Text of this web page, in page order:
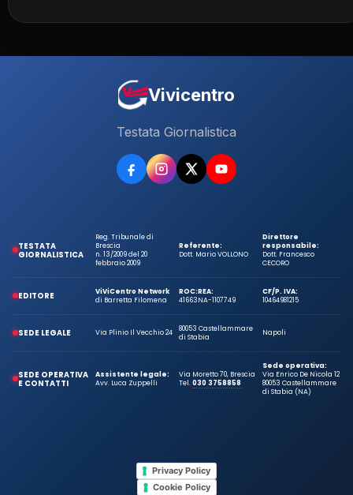
Vivicentro
Testata Giornalistica
TESTATA
GIORNALISTICA
Reg. Tribunale di
Brescia
n. 13/2009 del 20
febbraio 2009
Referente:
Dott. Mario VOLLONO
Direttore
responsabile:
Dott. Francesco
CECORO
EDITORE
ViViCentro Network
di Barretta Filomena
ROC:
41663
REA:
NA-1107749
CF/P. IVA:
10464981215
SEDE LEGALE Via Plinio Il Vecchio 24
80053 Castellammare
di Stabia
Napoli
SEDE OPERATIVA
E CONTATTI
Assistente legale:
Avv. Luca Zuppelli
Via Moretto 70, Brescia
Tel.030 3758858
Sede operativa:
Via Enrico De Nicola 12
80053 Castellammare
di Stabia (NA)
Privacy Policy
Cookie Policy